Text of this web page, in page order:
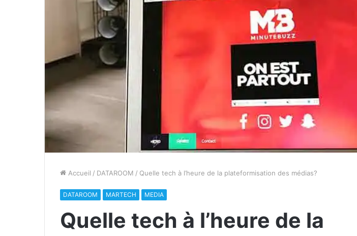
Accueil / DATAROOM / Quelle tech à l’heure de la plateformisation des médias?
DATAROOM MARTECH MEDIA
Quelle tech à l’heure de la